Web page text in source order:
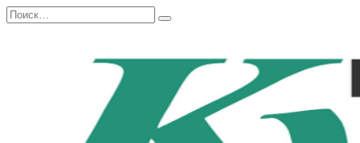
Перейти
к
Search
for: